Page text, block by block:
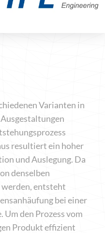
Varianten in
resultiert ein hoher
und Auslegung. Da
denselben
entsteht
bei einer
Um den Prozess vom
Produkt effizient